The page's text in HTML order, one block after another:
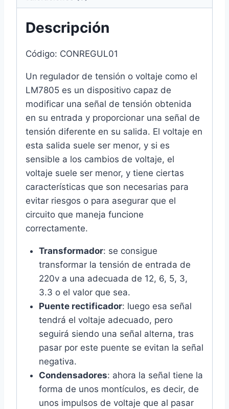
Descripción
Código: CONREGUL01
Un regulador de tensión o voltaje como el
LM7805 es un dispositivo capaz de
modificar una señal de tensión obtenida
en su entrada y proporcionar una señal de
tensión diferente en su salida. El voltaje en
esta salida suele ser menor, y si es
sensible a los cambios de voltaje, el
voltaje suele ser menor, y tiene ciertas
características que son necesarias para
evitar riesgos o para asegurar que el
circuito que maneja funcione
correctamente.
Transformador: se consigue
transformar la tensión de entrada de
220v a una adecuada de 12, 6, 5, 3,
3.3 o el valor que sea.
Puente rectificador: luego esa señal
tendrá el voltaje adecuado, pero
seguirá siendo una señal alterna, tras
pasar por este puente se evitan la señal
negativa.
Condensadores: ahora la señal tiene la
forma de unos montículos, es decir, de
unos impulsos de voltaje que al pasar